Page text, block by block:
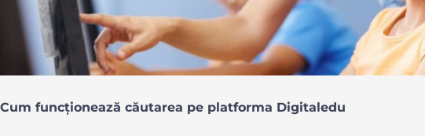
Cum funcționează căutarea pe platforma Digitaledu